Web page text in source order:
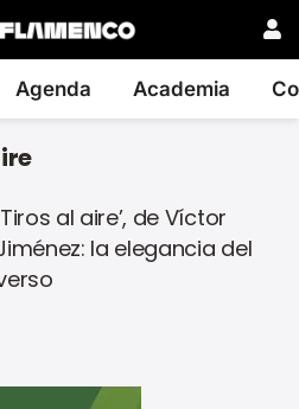
Agenda Academia
al aire’, de Víctor
la elegancia del